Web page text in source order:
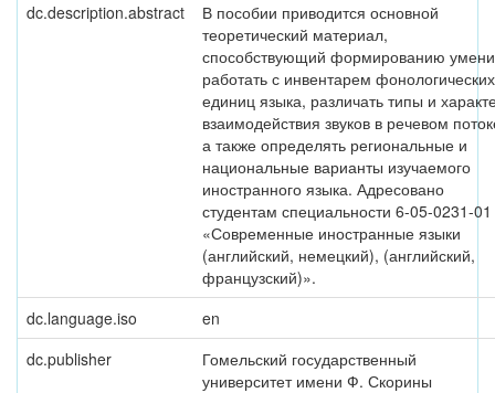
dc.description.abstract
В пособии приводится основной
теоретический материал,
способствующий формированию
работать с инвентарем фонологических
единиц языка, различать типы и
взаимодействия звуков в речевом
а также определять региональные и
национальные варианты изучаемого
иностранного языка. Адресовано
студентам специальности 6-05-0231-01
«Современные иностранные языки
(английский, немецкий), (английский,
французский)».
dc.language.iso
en
dc.publisher
Гомельский государственный
университет имени Ф. Скорины